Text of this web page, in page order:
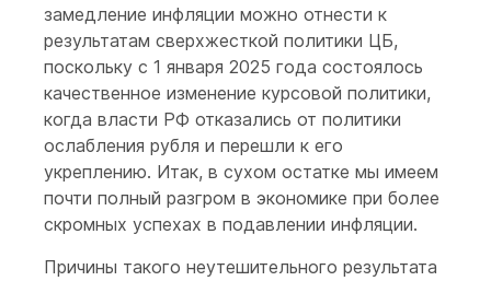
замедление инфляции можно отнести к
результатам сверхжесткой политики ЦБ,
поскольку с 1 января 2025 года состоялось
качественное изменение курсовой политики,
когда власти РФ отказались от политики
ослабления рубля и перешли к его
укреплению. Итак, в сухом остатке мы имеем
почти полный разгром в экономике при более
скромных успехах в подавлении инфляции.
Причины такого неутешительного результата